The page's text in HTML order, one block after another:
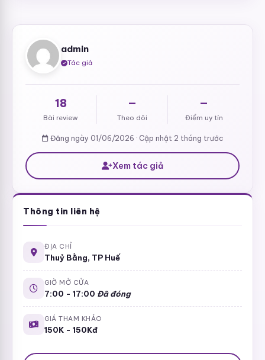
admin
Tác giả
18
Bài review
—
Theo dõi
—
Điểm uy tín
Đăng ngày 01/06/2026 · Cập nhật 2 tháng trước
Xem tác giả
Thông tin liên hệ
ĐỊA CHỈ
Thuỷ Bằng, TP Huế
GIỜ MỞ CỬA
7:00 - 17:00 Đã đóng
GIÁ THAM KHẢO
150K - 150Kđ